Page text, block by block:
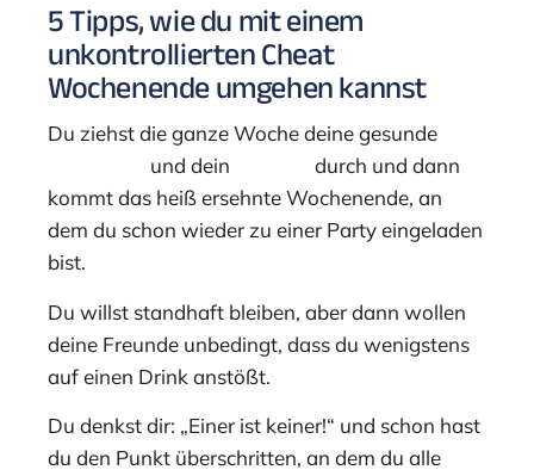
5 Tipps, wie du mit einem
unkontrollierten Cheat
Wochenende umgehen kannst
Du ziehst die ganze Woche deine gesunde
und dein
durch und dann
kommt das heiß ersehnte Wochenende, an
dem du schon wieder zu einer Party eingeladen
bist.
Du willst standhaft bleiben, aber dann wollen
deine Freunde unbedingt, dass du wenigstens
auf einen Drink anstößt.
Du denkst dir: „Einer ist keiner!“ und schon hast
du den Punkt überschritten, an dem du alle